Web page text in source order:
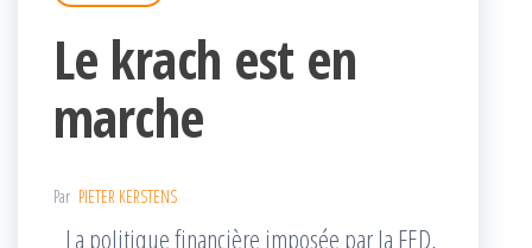
Le krach est en
marche
Par PIETER KERSTENS
La politique financière imposée par la FED,